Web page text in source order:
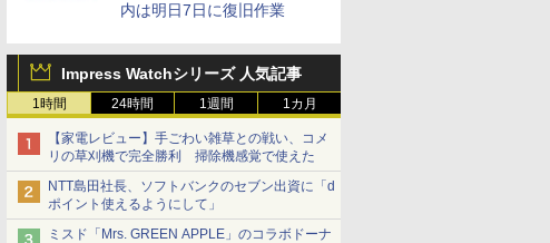
内は明日7日に復旧作業
Impress Watchシリーズ 人気記事
1時間 24時間 1週間 1カ月
【家電レビュー】手ごわい雑草との戦い、コメ
リの草刈機で完全勝利 掃除機感覚で使えた
NTT島田社長、ソフトバンクのセブン出資に「d
ポイント使えるようにして」
ミスド「Mrs. GREEN APPLE」のコラボドーナ